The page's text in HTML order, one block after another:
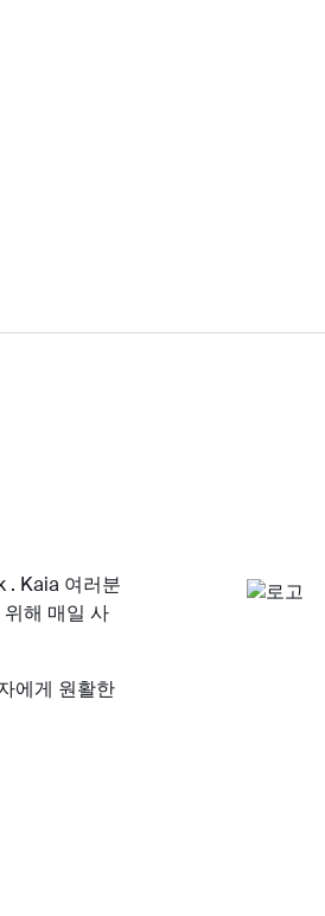
. Kaia 여러분
해 매일 사
에게 원활한